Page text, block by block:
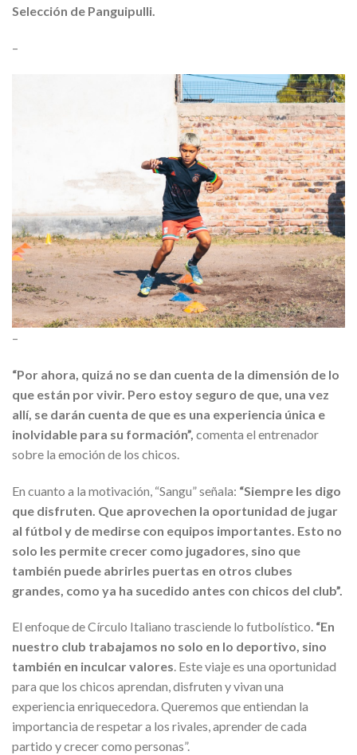
Selección de Panguipulli.
–
–
“Por ahora, quizá no se dan cuenta de la dimensión de lo
que están por vivir. Pero estoy seguro de que, una vez
allí, se darán cuenta de que es una experiencia única e
inolvidable para su formación”, comenta el entrenador
sobre la emoción de los chicos.
En cuanto a la motivación, “Sangu” señala: “Siempre les digo
que disfruten. Que aprovechen la oportunidad de jugar
al fútbol y de medirse con equipos importantes. Esto no
solo les permite crecer como jugadores, sino que
también puede abrirles puertas en otros clubes
grandes, como ya ha sucedido antes con chicos del club”.
El enfoque de Círculo Italiano trasciende lo futbolístico. “En
nuestro club trabajamos no solo en lo deportivo, sino
también en inculcar valores. Este viaje es una oportunidad
para que los chicos aprendan, disfruten y vivan una
experiencia enriquecedora. Queremos que entiendan la
importancia de respetar a los rivales, aprender de cada
partido y crecer como personas”.